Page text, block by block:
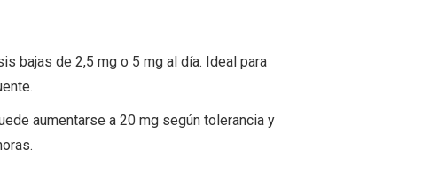
bajas de 2,5 mg o 5 mg al día. Ideal para
aumentarse a 20 mg según tolerancia y